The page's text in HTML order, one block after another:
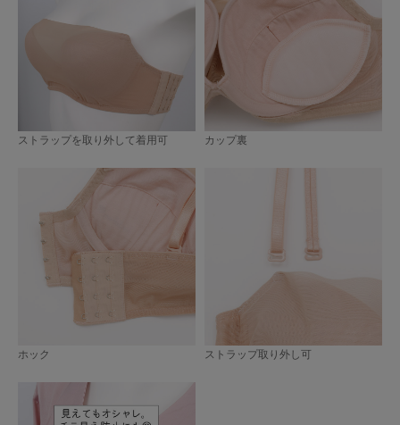
ストラップを取り外して着用可 カップ裏
ホック ストラップ取り外し可